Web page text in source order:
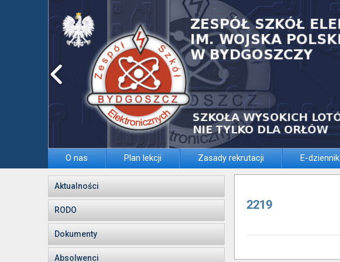
O nas Plan lekcji Zasady rekrutacji E-dziennik
Aktualności
RODO
Dokumenty
Absolwenci
2219